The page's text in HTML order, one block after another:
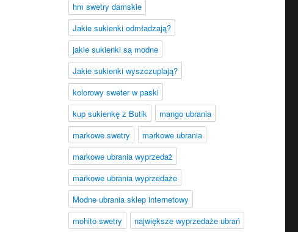
hm swetry damskie
Jakie sukienki odmładzają?
jakie sukienki są modne
Jakie sukienki wyszczuplają?
kolorowy sweter w paski
kup sukienkę z Butik
mango ubrania
markowe swetry
markowe ubrania
markowe ubrania wyprzedaż
markowe ubrania wyprzedaże
Modne ubrania sklep internetowy
mohito swetry
największe wyprzedaże ubrań